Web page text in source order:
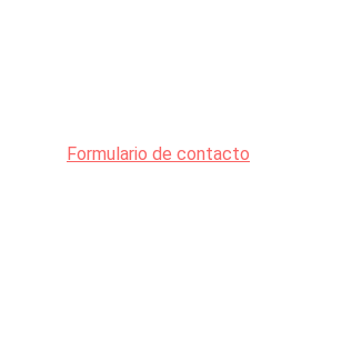
Formulario de contacto